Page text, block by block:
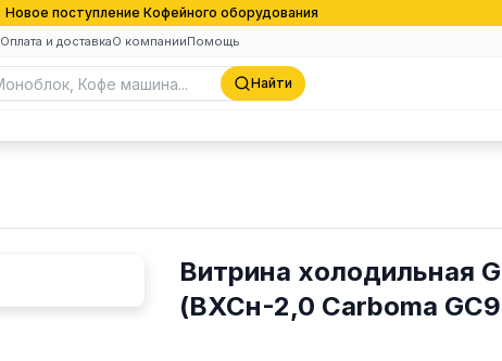
Новое поступление Кофейного оборудования
Оплата и доставкаО компанииПомощь
Найти
Витрина холодильная
(ВХСн-2,0 Carboma